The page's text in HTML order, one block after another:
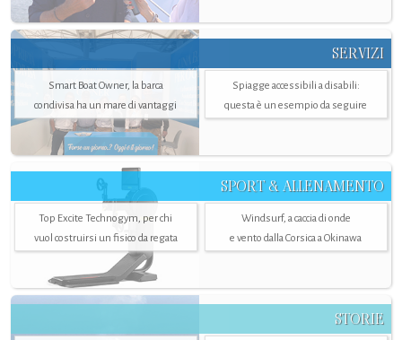
SERVIZI
Smart Boat Owner, la barca
condivisa ha un mare di vantaggi
Spiagge accessibili a disabili:
questa è un esempio da seguire
SPORT & ALLENAMENTO
Top Excite Technogym, per chi
vuol costruirsi un fisico da regata
Windsurf, a caccia di onde
e vento dalla Corsica a Okinawa
STORIE